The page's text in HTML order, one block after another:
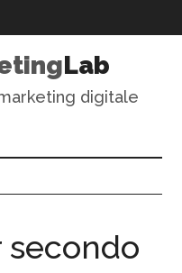
Lab
digitale